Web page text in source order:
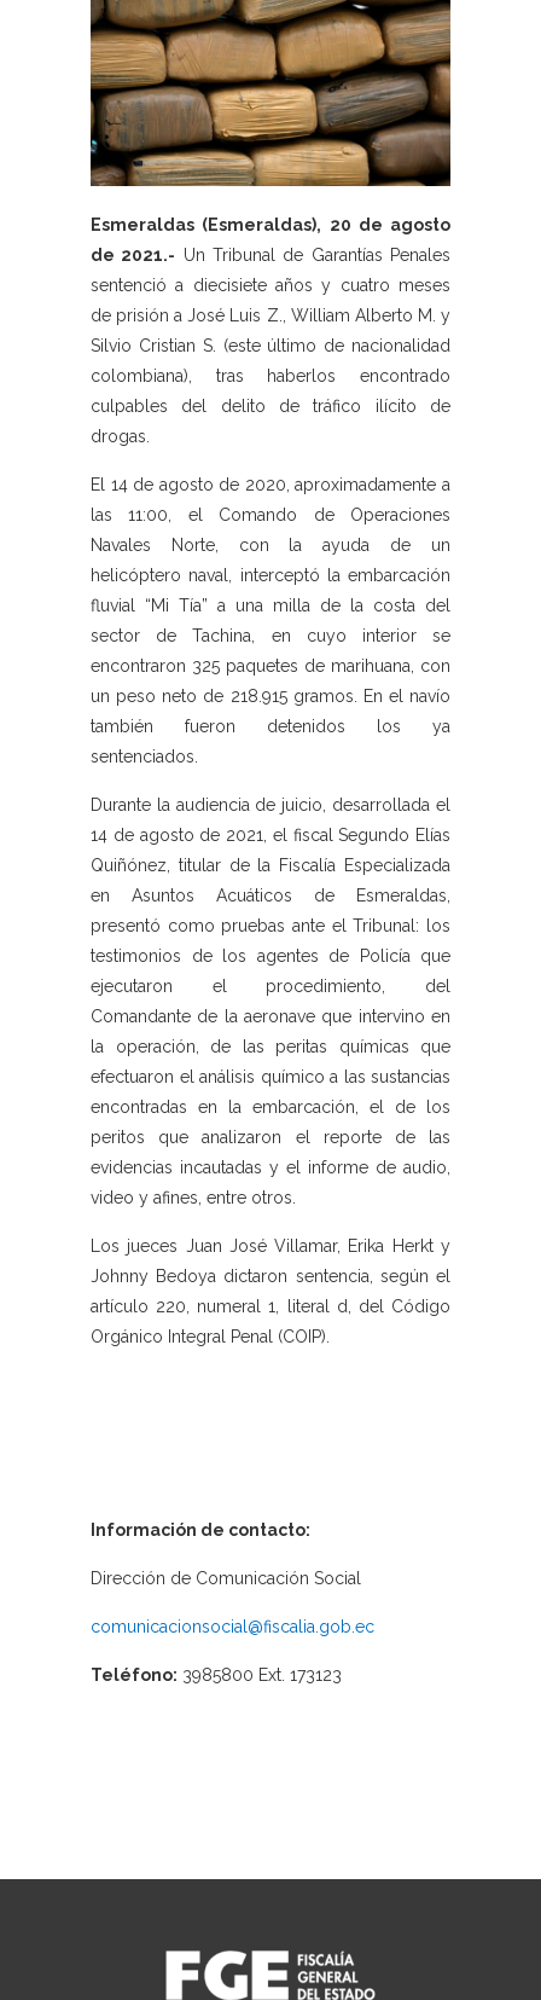
Esmeraldas (Esmeraldas), 20 de agosto
de 2021.- Un Tribunal de Garantías Penales
sentenció a diecisiete años y cuatro meses
de prisión a José Luis Z., William Alberto M. y
Silvio Cristian S. (este último de nacionalidad
colombiana), tras haberlos encontrado
culpables del delito de tráfico ilícito de
drogas.
El 14 de agosto de 2020, aproximadamente a
las 11:00, el Comando de Operaciones
Navales Norte, con la ayuda de un
helicóptero naval, interceptó la embarcación
fluvial “Mi Tía” a una milla de la costa del
sector de Tachina, en cuyo interior se
encontraron 325 paquetes de marihuana, con
un peso neto de 218.915 gramos. En el navío
también fueron detenidos los ya
sentenciados.
Durante la audiencia de juicio, desarrollada el
14 de agosto de 2021, el fiscal Segundo Elías
Quiñónez, titular de la Fiscalía Especializada
en Asuntos Acuáticos de Esmeraldas,
presentó como pruebas ante el Tribunal: los
testimonios de los agentes de Policía que
ejecutaron el procedimiento, del
Comandante de la aeronave que intervino en
la operación, de las peritas químicas que
efectuaron el análisis químico a las sustancias
encontradas en la embarcación, el de los
peritos que analizaron el reporte de las
evidencias incautadas y el informe de audio,
video y afines, entre otros.
Los jueces Juan José Villamar, Erika Herkt y
Johnny Bedoya dictaron sentencia, según el
artículo 220, numeral 1, literal d, del Código
Orgánico Integral Penal (COIP).
Información de contacto:
Dirección de Comunicación Social
comunicacionsocial@fiscalia.gob.ec
Teléfono: 3985800 Ext. 173123